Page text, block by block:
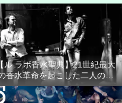
【ル ラボ香水聖典】21世紀最大
香水革命を起こした二人の男
たち